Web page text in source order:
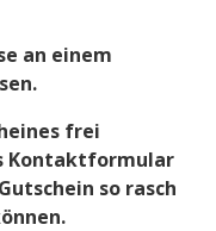
an einem
frei
Kontaktformular
so rasch